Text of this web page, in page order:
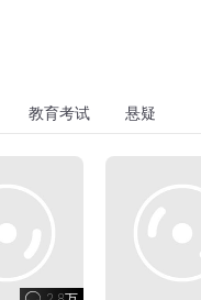
教育考试 悬疑